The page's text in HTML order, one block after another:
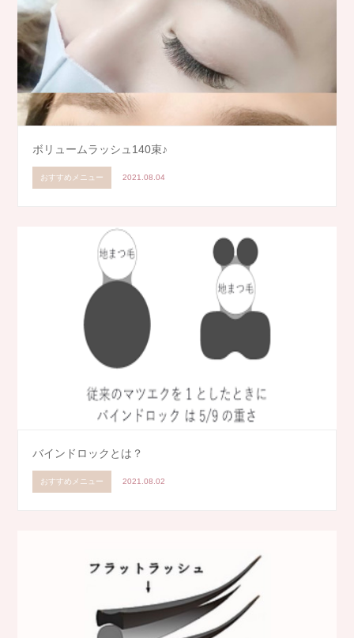
ボリュームラッシュ140束♪
おすすめメニュー 2021.08.04
バインドロックとは？
おすすめメニュー 2021.08.02